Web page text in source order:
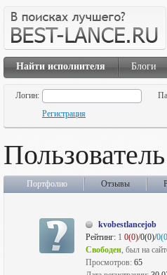
Найти исполнителя Блоги
Логин:
Регистрация
Портфолио Отзывы
kvobestlancejob
Рейтинг: 1 0(0)/0(0)/
Свободен, был на
Просмотров: 65